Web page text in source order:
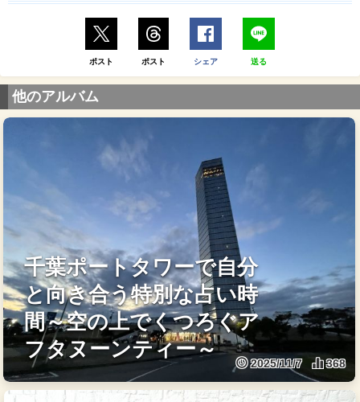
ポスト ポスト シェア 送る
他のアルバム
千葉ポートタワーで自分
と向き合う特別な占い時
間～空の上でくつろぐア
フタヌーンティー～
2025/11/7 368